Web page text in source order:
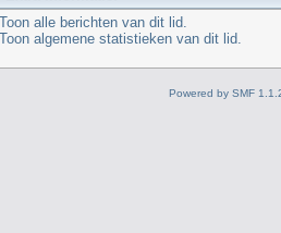
Toon alle berichten van dit lid.
Toon algemene statistieken van dit lid.
Powered by SMF